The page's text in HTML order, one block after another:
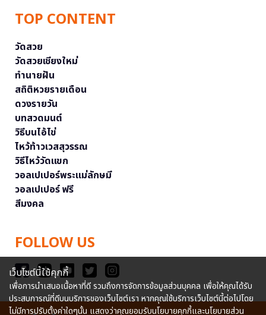
TOP CONTENT
วัดสวย
วัดสวยเชียงใหม่
ทำนายฝัน
สถิติหวยรายเดือน
ดวงรายวัน
บทสวดมนต์
วิธีบนไอ้ไข่
ไหว้ท้าวเวสสุวรรณ
วิธีไหว้วัดแขก
วอลเปเปอร์พระแม่ลักษมี
วอลเปเปอร์ ฟรี
สีมงคล
FOLLOW US
เว็บไซต์นี้ใช้คุกกี้
เพื่อการนำเสนอเนื้อหาที่ดี รวมถึงการจัดการข้อมูลส่วนบุคคล เพื่อให้คุณได้รับ
ประสบการณ์ที่ดีบนบริการของเว็บไซต์เรา หากคุณใช้บริการเว็บไซต์นี้ต่อไปโดย
ไม่มีการปรับตั้งค่าใดๆนั้น แสดงว่าคุณยอมรับนโยบายคุกกี้และนโยบายส่วน